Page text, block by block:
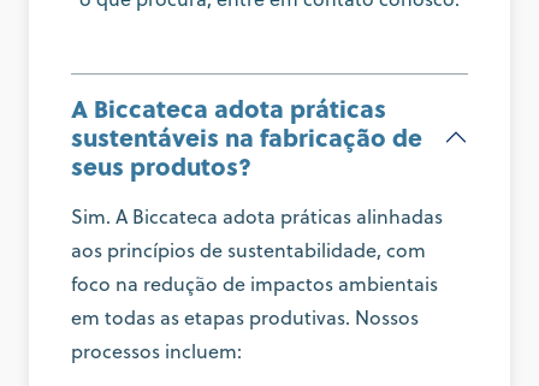
A Biccateca adota práticas
sustentáveis na fabricação de
seus produtos?
Sim. A Biccateca adota práticas alinhadas
aos princípios de sustentabilidade, com
foco na redução de impactos ambientais
em todas as etapas produtivas. Nossos
processos incluem: